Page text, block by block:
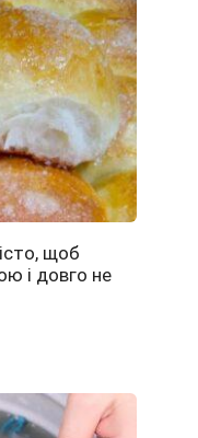
щоб
і довго не